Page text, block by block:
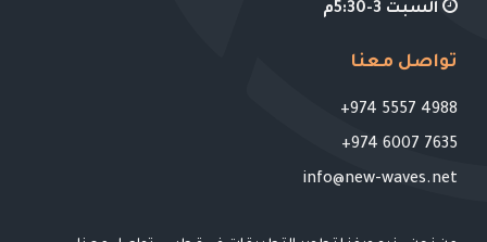
السبت 3-5:30م
تواصل معنا
4988 5557 974+
7635 6007 974+
info@new-waves.net